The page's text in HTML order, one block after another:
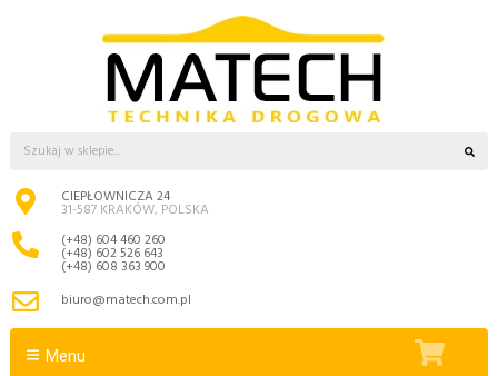
CIEPŁOWNICZA 24
31-587 KRAKÓW, POLSKA
(+48) 604 460 260
(+48) 602 526 643
(+48) 608 363 900
biuro@matech.com.pl
Menu